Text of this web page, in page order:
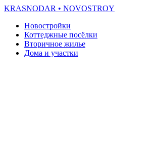
KRASNODAR • NOVOSTROY
Новостройки
Коттеджные посёлки
Вторичное жилье
Дома и участки